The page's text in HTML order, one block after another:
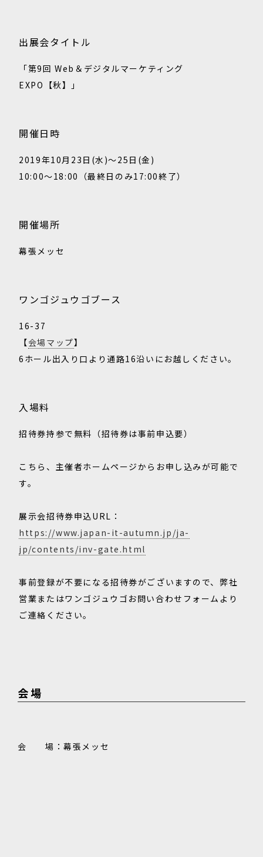
出展会タイトル
「第9回 Web＆デジタルマーケティング
EXPO【秋】」
開催日時
2019年10月23日(水)～25日(金)
10:00～18:00（最終日のみ17:00終了）
開催場所
幕張メッセ
ワンゴジュウゴブース
16-37
【会場マップ】
6ホール出入り口より通路16沿いにお越しください。
入場料
招待券持参で無料（招待券は事前申込要）
こちら、主催者ホームページからお申し込みが可能で
す。
展示会招待券申込URL：
https://www.japan-it-autumn.jp/ja-
jp/contents/inv-gate.html
事前登録が不要になる招待券がございますので、弊社
営業またはワンゴジュウゴお問い合わせフォームより
ご連絡ください。
会場
会 場：幕張メッセ